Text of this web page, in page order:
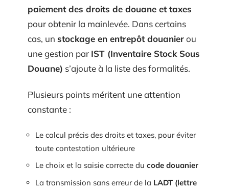
paiement des droits de douane et taxes
pour obtenir la mainlevée. Dans certains
cas, un stockage en entrepôt douanierou
une gestion par IST (Inventaire Stock Sous
Douane) s’ajoute à la liste des formalités.
Plusieurs points méritent une attention
constante :
Le calcul précis des droits et taxes, pour éviter
toute contestation ultérieure
Le choix et la saisie correcte du code douanier
La transmission sans erreur de la LADT (lettre